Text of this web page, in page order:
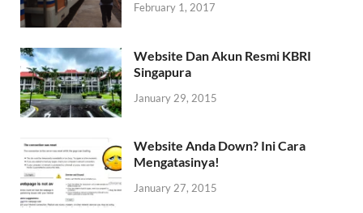
February 1, 2017
Website Dan Akun Resmi KBRI
Singapura
January 29, 2015
Website Anda Down? Ini Cara
Mengatasinya!
January 27, 2015